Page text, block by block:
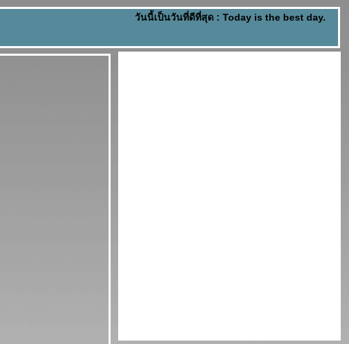
วันนี้เป็นวันที่ดีที่สุด : Today is the best day.